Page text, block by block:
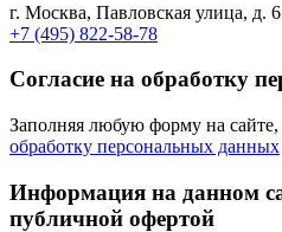
г. Москва, Павловская улица, д. 6
+7 (495) 822-58-78
Согласие на обработку
Заполняя любую форму на сайте,
обработку персональных данных
Информация на данном
публичной офертой